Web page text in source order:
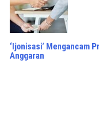
‘Ijonisasi’ Mengancam
Anggaran